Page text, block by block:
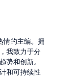
情的主编。拥
我致力于分
势和创新。
和可持续性